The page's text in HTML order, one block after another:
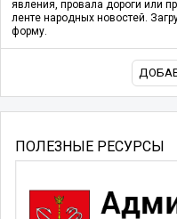
явления, провала дороги или
ленте народных новостей.
форму.
ПОЛЕЗНЫЕ РЕСУРСЫ